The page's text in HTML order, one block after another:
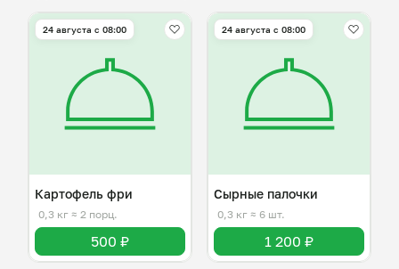
24 августа с 08:00
Картофель фри
0,3 кг ≈ 2 порц.
500 ₽
24 августа с 08:00
Сырные палочки
0,3 кг ≈ 6 шт.
1 200 ₽